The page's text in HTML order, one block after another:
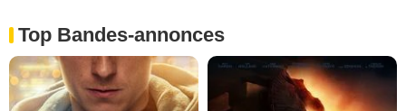
Top Bandes-annonces